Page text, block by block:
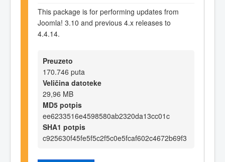
This package is for performing updates from
Joomla! 3.10 and previous 4.x releases to
4.4.14.
Preuzeto
170.746 puta
Veličina datoteke
29,96 MB
MD5 potpis
ee6233516e4598580ab2320da13cc01c
SHA1 potpis
c925630f45fe5f5c2f5c0e5fcaf602c4672b69f3